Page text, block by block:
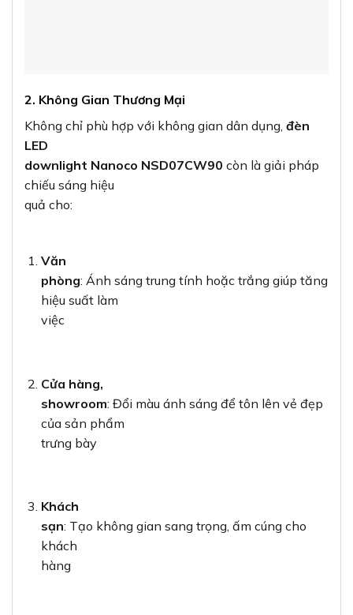
2. Không Gian Thương Mại
Không chỉ phù hợp với không gian dân dụng, đèn
LED
downlight Nanoco NSD07CW90 còn là giải pháp
chiếu sáng hiệu
quả cho:
Văn
phòng: Ánh sáng trung tính hoặc trắng giúp tăng
hiệu suất làm
việc
Cửa hàng,
showroom: Đổi màu ánh sáng để tôn lên vẻ đẹp
của sản phẩm
trưng bày
Khách
sạn: Tạo không gian sang trọng, ấm cúng cho
khách
hàng